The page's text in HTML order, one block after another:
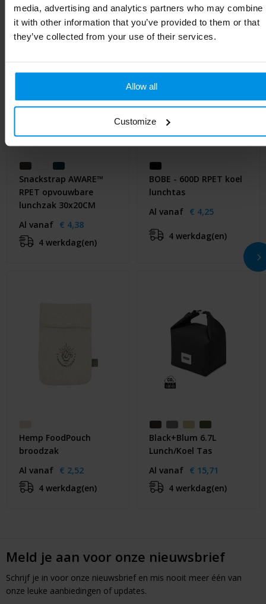
media, advertising and analytics partners who may combine
it with other information that you’ve provided to them or that
they’ve collected from your use of their services.
Allow all
Customize
Snackstrap AWARE™
RPET opvouwbare
lunchzak 30x20CM
Al vanaf € 4,38
4 werkdag(en)
BOBE - 600D RPET koel
lunchtas
Al vanaf € 4,25
4 werkdag(en)
Hemp FoodPouch
broodzak
Al vanaf € 2,52
4 werkdag(en)
Black+Blum 6.7L
Lunch/Koel Tas
Al vanaf € 15,71
4 werkdag(en)
Meld je aan voor onze nieuwsbrief
Schrijf je in voor onze nieuwsbrief en mis nooit meer één van
onze leuke aanbiedingen of updates.